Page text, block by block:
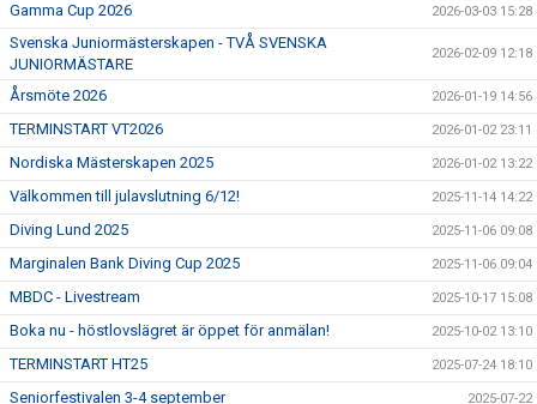
Gamma Cup 2026 2026-03-03 15:28
Svenska Juniormästerskapen - TVÅ SVENSKA
JUNIORMÄSTARE
2026-02-09 12:18
Årsmöte 2026 2026-01-19 14:56
TERMINSTART VT2026 2026-01-02 23:11
Nordiska Mästerskapen 2025 2026-01-02 13:22
Välkommen till julavslutning 6/12! 2025-11-14 14:22
Diving Lund 2025 2025-11-06 09:08
Marginalen Bank Diving Cup 2025 2025-11-06 09:04
MBDC - Livestream 2025-10-17 15:08
Boka nu - höstlovslägret är öppet för anmälan! 2025-10-02 13:10
TERMINSTART HT25 2025-07-24 18:10
Seniorfestivalen 3-4 september 2025-07-22